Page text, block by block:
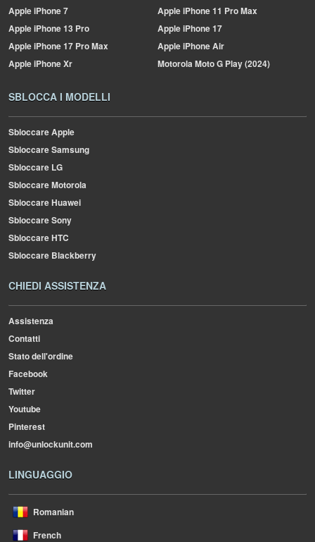
AppleiPhone 7 AppleiPhone 11 Pro Max
AppleiPhone 13 Pro AppleiPhone 17
AppleiPhone 17 Pro Max AppleiPhone Air
AppleiPhone Xr MotorolaMoto G Play (2024)
SBLOCCA I MODELLI
Sbloccare Apple
Sbloccare Samsung
Sbloccare LG
Sbloccare Motorola
Sbloccare Huawei
Sbloccare Sony
Sbloccare HTC
Sbloccare Blackberry
CHIEDI ASSISTENZA
Assistenza
Contatti
Stato dell'ordine
Facebook
Twitter
Youtube
Pinterest
info@unlockunit.com
LINGUAGGIO
Romanian
French